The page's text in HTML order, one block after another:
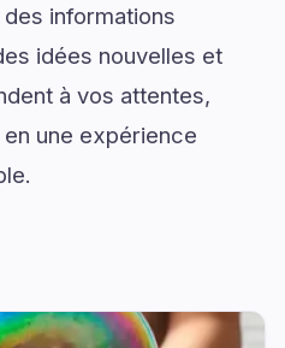
informations
idées nouvelles et
à vos attentes,
une expérience